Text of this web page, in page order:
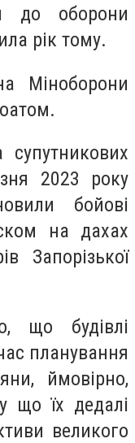
до оборони
рік тому.
Міноборони
2023 року
бойові
на дахах
Запорізької
що будівлі
планування
ймовірно,
що їх дедалі
великого